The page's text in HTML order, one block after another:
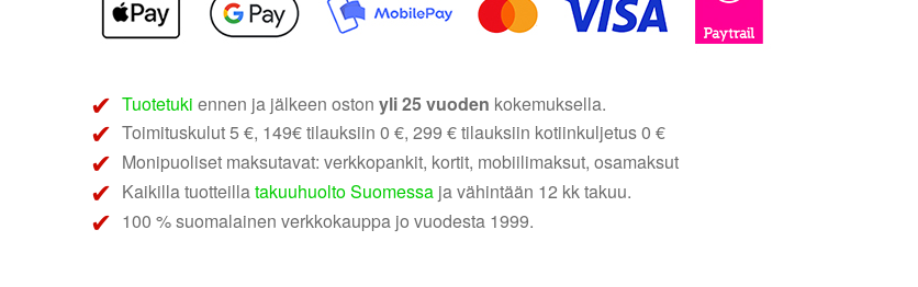
vahvistimen
Tuotetuki ennen ja jälkeen oston yli 25 vuoden kokemuksella.
Toimituskulut 5 €, 149€ tilauksiin 0 €, 299 € tilauksiin kotiinkuljetus 0 €
Monipuoliset maksutavat: verkkopankit, kortit, mobiilimaksut, osamaksut
Kaikilla tuotteillatakuuhuolto Suomessaja vähintään 12 kk takuu.
100 % suomalainen verkkokauppa jo vuodesta 1999.